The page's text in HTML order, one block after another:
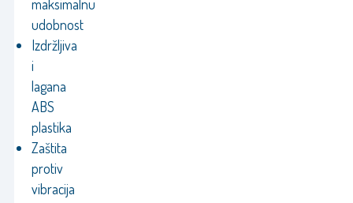
maksimalnu
udobnost
Izdržljiva
i
lagana
ABS
plastika
Zaštita
protiv
vibracija